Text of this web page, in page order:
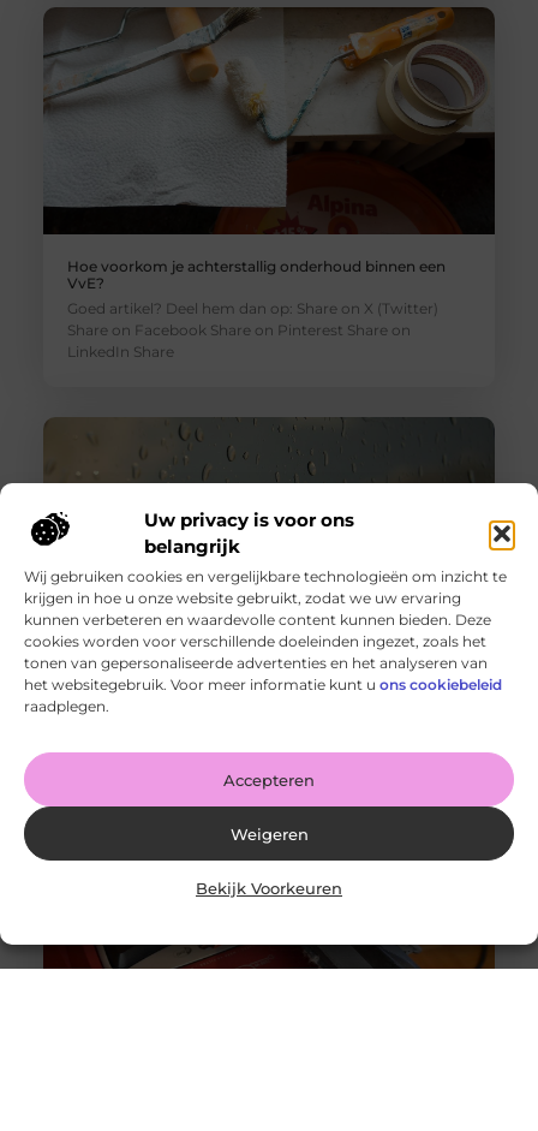
Uw privacy is voor ons
belangrijk
Wij gebruiken cookies en vergelijkbare technologieën om inzicht te
krijgen in hoe u onze website gebruikt, zodat we uw ervaring
kunnen verbeteren en waardevolle content kunnen bieden. Deze
cookies worden voor verschillende doeleinden ingezet, zoals het
tonen van gepersonaliseerde advertenties en het analyseren van
het websitegebruik. Voor meer informatie kunt u ons cookiebeleid
raadplegen.
Accepteren
Weigeren
Bekijk Voorkeuren
Hoe voorkom je achterstallig onderhoud binnen een
VvE?
Goed artikel? Deel hem dan op: Share on X (Twitter)
Share on Facebook Share on Pinterest Share on
LinkedIn Share
Wanneer schakel je een glaszetter in en wat kun je van
hem verwachten?
Goed artikel? Deel hem dan op: Share on X (Twitter)